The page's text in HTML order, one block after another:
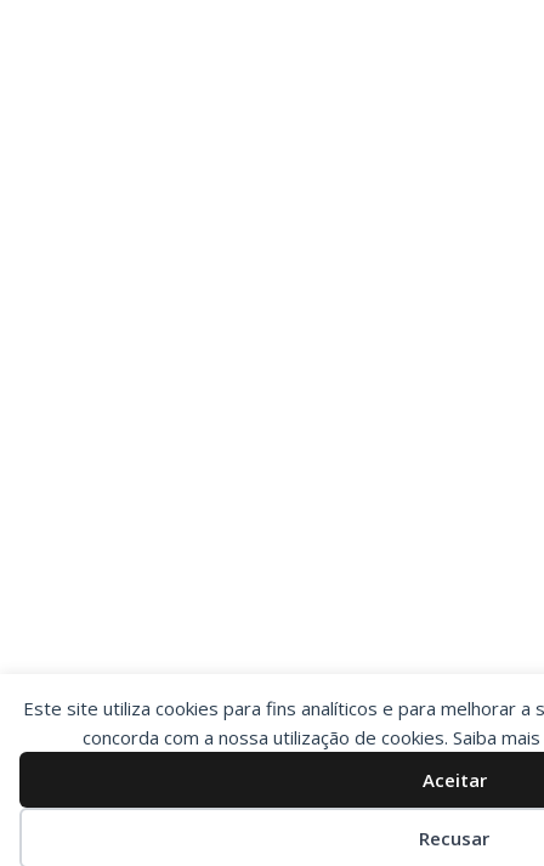
Este site utiliza cookies para fins analíticos e para melhorar a
concorda com a nossa utilização de cookies. Saiba
Aceitar
Recusar